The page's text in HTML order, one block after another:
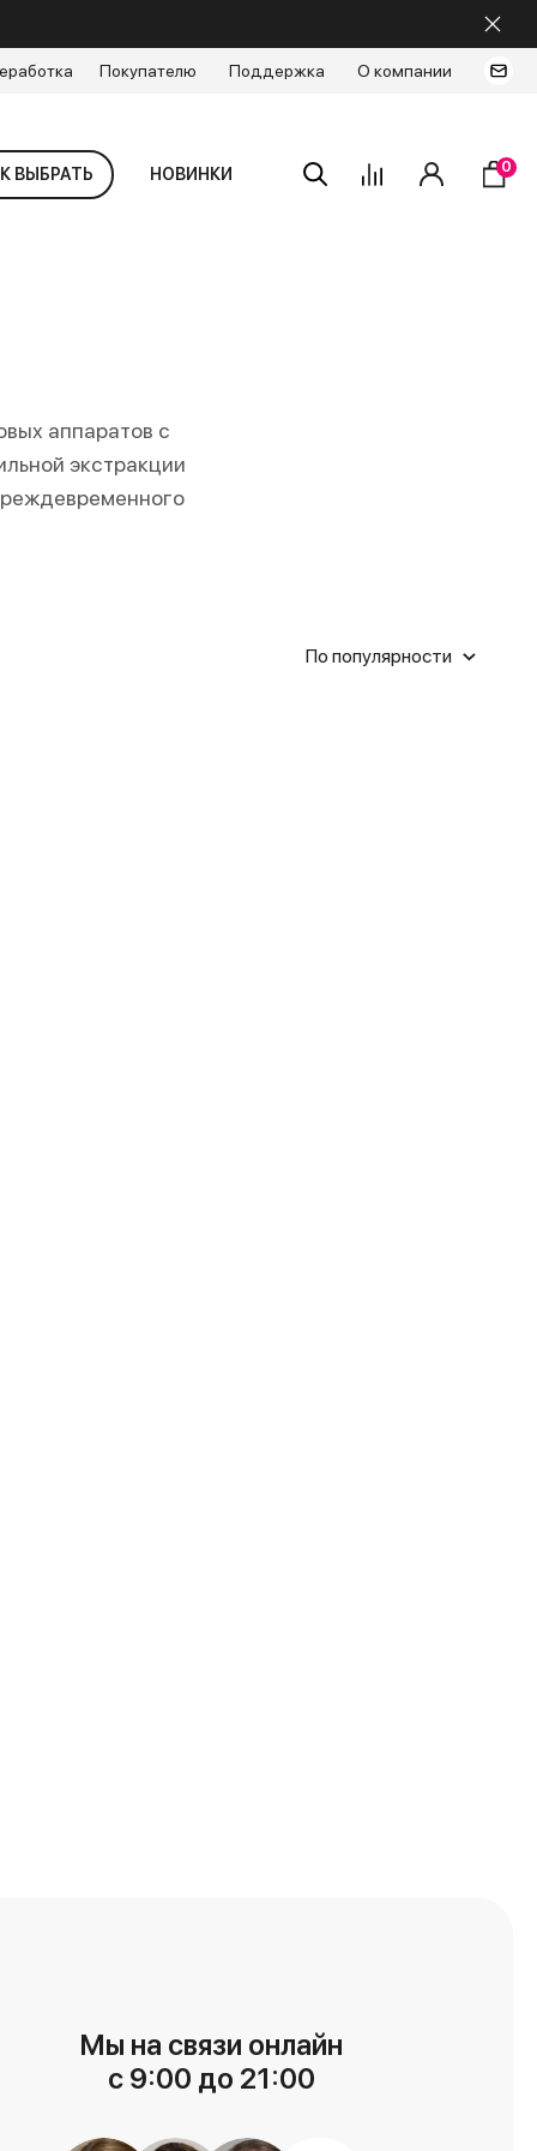
Покупателю Поддержка О компании
ВЫБРАТЬ НОВИНКИ 0
аппаратов с
экстракции
По популярности
Мы на связи онлайн
с 9:00 до 21:00